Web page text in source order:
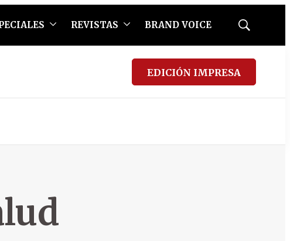
REVISTAS BRAND VOICE
Mostrar
EDICIÓN IMPRESA